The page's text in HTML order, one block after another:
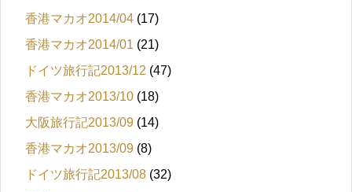
香港マカオ2014/04 (17)
香港マカオ2014/01 (21)
ドイツ旅行記2013/12 (47)
香港マカオ2013/10 (18)
大阪旅行記2013/09 (14)
香港マカオ2013/09 (8)
ドイツ旅行記2013/08 (32)